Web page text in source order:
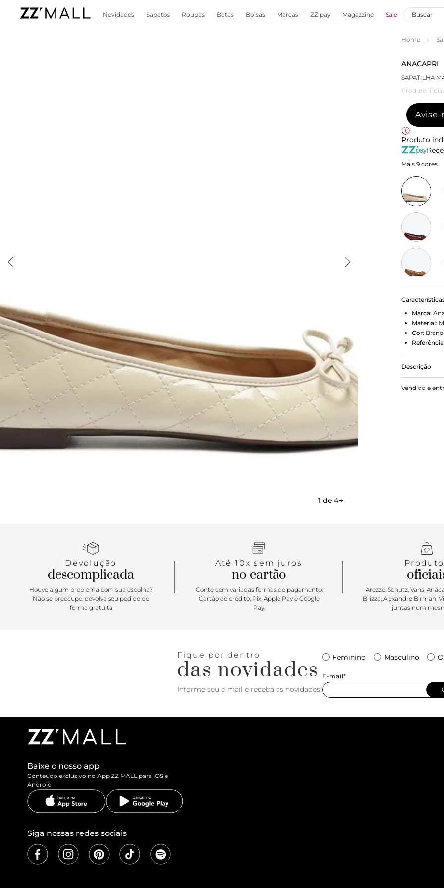
Novidades Sapatos Roupas Botas Bolsas Marcas ZZ pay Magazzine Sale
1 de 4
Home
ANACAPRI
SAPATILHA
Produto
Avise-
Produto
Mais 9 cores
Marca:
Material:
Cor:
Referência:
Descrição
Sapatilha
Vendido e
Devolução
descomplicada
Houve algum problema com sua escolha?
Não se preocupe: devolva seu pedido de
forma gratuita
Até 10x sem juros
no cartão
Conte com variadas formas de pagamento:
Cartão de crédito, Pix, Apple Pay e Google
Pay.
Arezzo, Schutz, Vans,
Brizza, Alexandre Birman,
juntas num
Fique por dentro
das novidades
Informe seu e-mail e receba as novidades!
Feminino Masculino
E-mail*
Baixe o nosso app
Conteúdo exclusivo no App ZZ MALL para iOS e
Android
Siga nossas redes sociais